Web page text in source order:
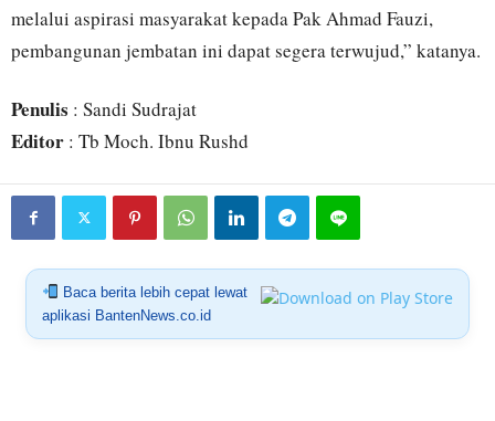
melalui aspirasi masyarakat kepada Pak Ahmad Fauzi,
pembangunan jembatan ini dapat segera terwujud,” katanya.
Penulis : Sandi Sudrajat
Editor : Tb Moch. Ibnu Rushd
Baca berita lebih cepat lewat
aplikasi BantenNews.co.id